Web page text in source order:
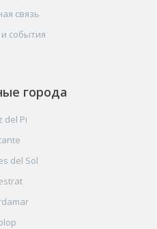
связь
события
города
del Pi
del Sol